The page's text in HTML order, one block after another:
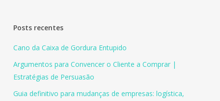
Posts recentes
Cano da Caixa de Gordura Entupido
Argumentos para Convencer o Cliente a Comprar |
Estratégias de Persuasão
Guia definitivo para mudanças de empresas: logística,